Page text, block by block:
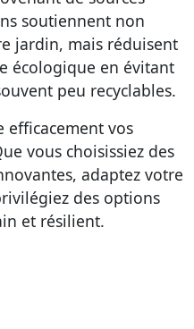
soutiennent non
jardin, mais réduisent
écologique en évitant
peu recyclables.
efficacement vos
vous choisissiez des
adaptez votre
des options
et résilient.